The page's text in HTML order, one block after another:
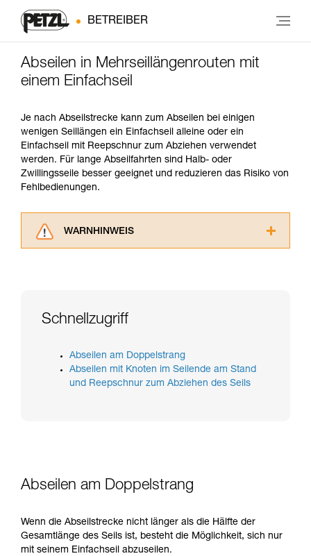
BETREIBER
Abseilen in Mehrseillängenrouten mit
einem Einfachseil
Je nach Abseilstrecke kann zum Abseilen bei einigen
wenigen Seillängen ein Einfachseil alleine oder ein
Einfachseil mit Reepschnur zum Abziehen verwendet
werden. Für lange Abseilfahrten sind Halb- oder
Zwillingsseile besser geeignet und reduzieren das Risiko von
Fehlbedienungen.
WARNHINWEIS
verstehen zu können, müssen Sie zuerst die in
der Gebrauchsanweisung enthaltenen
Die Beherrschung dieser Techniken setzt eine
entsprechende Ausbildung und ein spezielles
Training voraus. Prüfen Sie zusammen mit
beschrieben werden.
Schnellzugriff
Abseilen am Doppelstrang
Abseilen mit Knoten im Seilende am Stand
und Reepschnur zum Abziehen des Seils
Abseilen am Doppelstrang
Wenn die Abseilstrecke nicht länger als die Hälfte der
Gesamtlänge des Seils ist, besteht die Möglichkeit, sich nur
mit seinem Einfachseil abzuseilen.